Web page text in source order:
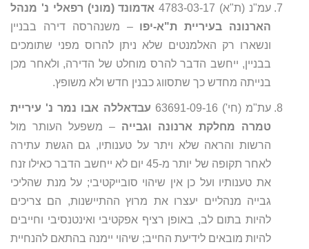
עמ"נ (ת"א) 4783-03-17
אדמונד (מוני) רפאלי נ' מנהל
הארנונה בעיריית ת"א-יפו– משנהרסה דירה בבניין
ונשארו רק האלמנטים שלא ניתן להרוס מפני שתומכים
בבניין, ייחשב הדבר להרס מוחלט של הדירה, ולאחר מכן
בנייתה מחדש כך שתסווג כבנין חדש ולא משופץ.
עת"מ (חי') 63691-09-16
עבדאללה אבו נמר נ' עיריית
טמרה מחלקת ארנונה וגבייה – משפעל העותר מול
הרשות והראה שלא ויתר על טענותיו, גם הגשת עתירה
לאחר תקופה של יותר מ-45 יום לא ייחשב הדבר כאילו זנח
את טענותיו ועל כן אין שיהוי סובייקטיבי; על מנת שהליכי
גבייה מנהליים יעצרו את מרוץ ההתיישנות, הם צריכים
להיות בתום לב, באופן רציף אפקטיבי ואינטנסיבי וחייבים
להיות מובאים לידיעת החייב; שיהוי יימנה בהתאם להנחיית